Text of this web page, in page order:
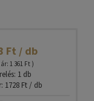
Ft / db
1 361 Ft )
1 db
1728 Ft / db